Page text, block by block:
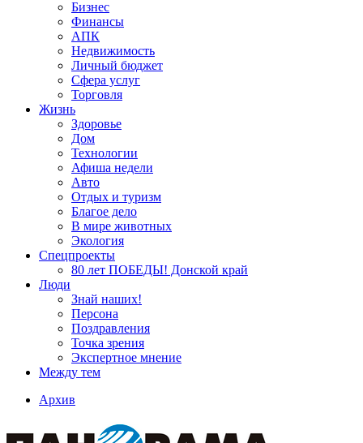
Бизнес
Финансы
АПК
Недвижимость
Личный бюджет
Сфера услуг
Торговля
Жизнь
Здоровье
Дом
Технологии
Афиша недели
Авто
Отдых и туризм
Благое дело
В мире животных
Экология
Спецпроекты
80 лет ПОБЕДЫ! Донской край
Люди
Знай наших!
Персона
Поздравления
Точка зрения
Экспертное мнение
Между тем
Архив